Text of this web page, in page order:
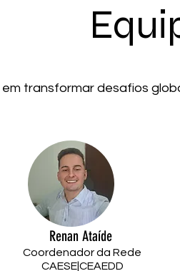
transformar desafios
Renan Ataíde
Coordenador da Rede
CAESE|CEAEDD